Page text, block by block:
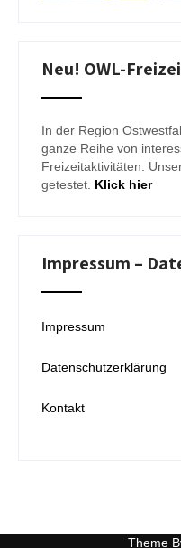
Neu! OWL-
In der Region
ganze Reihe von
Freizeitaktivitäten.
getestet. Klick hier
Impressum –
Impressum
Datenschutzerklärung
Kontakt
Theme